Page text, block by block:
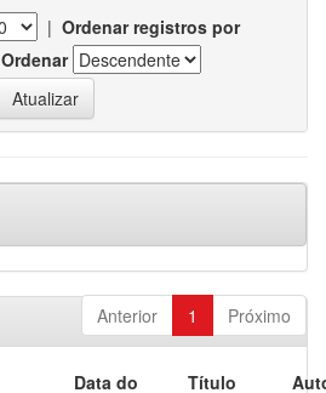
| Ordenar registros por
Ordenar
Anterior 1 Próximo
Data do
Título